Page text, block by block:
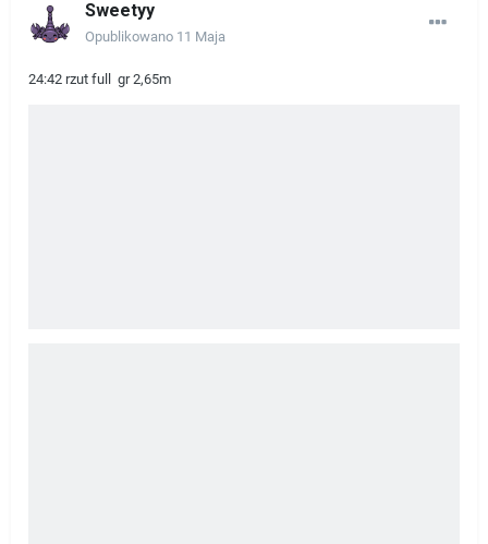
Sweetyy
Opublikowano 11 Maja
24:42 rzut full gr 2,65m